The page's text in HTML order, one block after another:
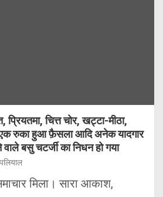
प्रियतमा, चित्त चोर, खट्टा-मीठा,
एक रुका हुआ फ़ैसला आदि अनेक यादगार
वाले बसु चटर्जी का निधन हो गया
मिला। सारा आकाश,